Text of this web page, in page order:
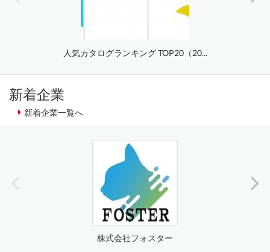
人気カタログランキング TOP20（20...
新着企業
新着企業一覧へ
株式会社フォスター